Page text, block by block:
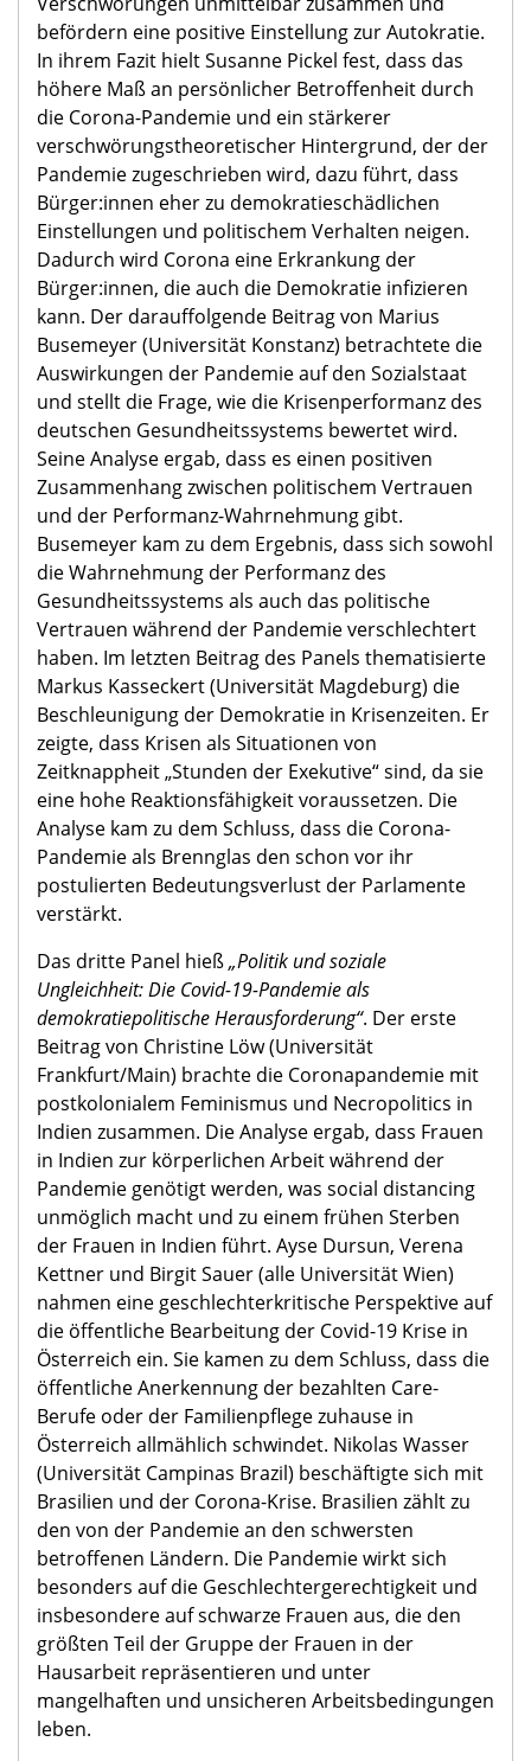
befördern eine positive Einstellung zur Autokratie.
In ihrem Fazit hielt Susanne Pickel fest, dass das
höhere Maß an persönlicher Betroffenheit durch
die Corona-Pandemie und ein stärkerer
verschwörungstheoretischer Hintergrund, der der
Pandemie zugeschrieben wird, dazu führt, dass
Bürger:innen eher zu demokratieschädlichen
Einstellungen und politischem Verhalten neigen.
Dadurch wird Corona eine Erkrankung der
Bürger:innen, die auch die Demokratie infizieren
kann. Der darauffolgende Beitrag von Marius
Busemeyer (Universität Konstanz) betrachtete die
Auswirkungen der Pandemie auf den Sozialstaat
und stellt die Frage, wie die Krisenperformanz des
deutschen Gesundheitssystems bewertet wird.
Seine Analyse ergab, dass es einen positiven
Zusammenhang zwischen politischem Vertrauen
und der Performanz-Wahrnehmung gibt.
Busemeyer kam zu dem Ergebnis, dass sich sowohl
die Wahrnehmung der Performanz des
Gesundheitssystems als auch das politische
Vertrauen während der Pandemie verschlechtert
haben. Im letzten Beitrag des Panels thematisierte
Markus Kasseckert (Universität Magdeburg) die
Beschleunigung der Demokratie in Krisenzeiten. Er
zeigte, dass Krisen als Situationen von
Zeitknappheit „Stunden der Exekutive“ sind, da sie
eine hohe Reaktionsfähigkeit voraussetzen. Die
Analyse kam zu dem Schluss, dass die Corona-
Pandemie als Brennglas den schon vor ihr
postulierten Bedeutungsverlust der Parlamente
verstärkt.
Das dritte Panel hieß„Politik und soziale
Ungleichheit: Die Covid-19-Pandemie als
demokratiepolitische Herausforderung“. Der erste
Beitrag von Christine Löw (Universität
Frankfurt/Main) brachte die Coronapandemie mit
postkolonialem Feminismus und Necropolitics in
Indien zusammen. Die Analyse ergab, dass Frauen
in Indien zur körperlichen Arbeit während der
Pandemie genötigt werden, was social distancing
unmöglich macht und zu einem frühen Sterben
der Frauen in Indien führt. Ayse Dursun, Verena
Kettner und Birgit Sauer (alle Universität Wien)
nahmen eine geschlechterkritische Perspektive auf
die öffentliche Bearbeitung der Covid-19 Krise in
Österreich ein. Sie kamen zu dem Schluss, dass die
öffentliche Anerkennung der bezahlten Care-
Berufe oder der Familienpflege zuhause in
Österreich allmählich schwindet. Nikolas Wasser
(Universität Campinas Brazil) beschäftigte sich mit
Brasilien und der Corona-Krise. Brasilien zählt zu
den von der Pandemie an den schwersten
betroffenen Ländern. Die Pandemie wirkt sich
besonders auf die Geschlechtergerechtigkeit und
insbesondere auf schwarze Frauen aus, die den
größten Teil der Gruppe der Frauen in der
Hausarbeit repräsentieren und unter
mangelhaften und unsicheren Arbeitsbedingungen
leben.